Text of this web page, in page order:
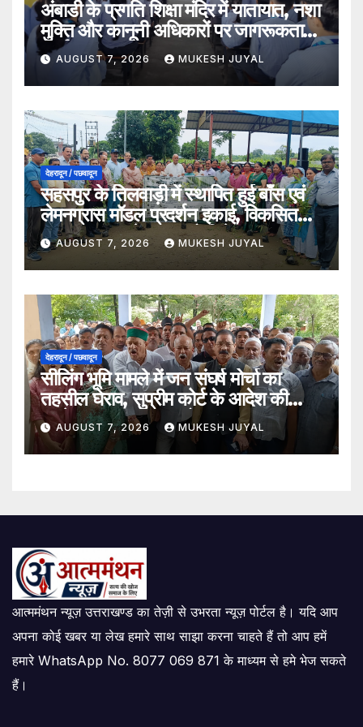
अंबाडी के प्रगति शिक्षा मंदिर में यातायात, नशा
मुक्ति और कानूनी अधिकारों पर जागरूकता
कार्यक्रम
AUGUST 7, 2026 MUKESH JUYAL
देहरादून / पछवादून
सहसपुर के तिलवाड़ी में स्थापित हुई बाँस एवं
लेमनग्रास मॉडल प्रदर्शन इकाई, विकसित
भारत–2047 के लक्ष्य को मिलेगा बल
AUGUST 7, 2026 MUKESH JUYAL
देहरादून / पछवादून
सीलिंग भूमि मामले में जन संघर्ष मोर्चा का
तहसील घेराव, सुप्रीम कोर्ट के आदेश की
अवहेलना का लगाया आरोप
AUGUST 7, 2026 MUKESH JUYAL
आत्ममंथन न्यूज़ उत्तराखण्ड का तेज़ी से उभरता न्यूज़ पोर्टल है। यदि आप
अपना कोई खबर या लेख हमारे साथ साझा करना चाहते हैं तो आप हमें
हमारे WhatsApp No. 8077 069 871 के माध्यम से हमे भेज सकते
हैं।